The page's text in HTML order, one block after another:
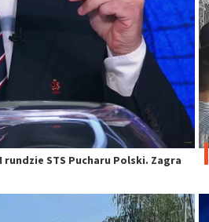
STS Pucharu Polski. Zagra